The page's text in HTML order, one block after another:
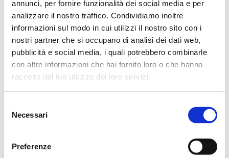
annunci, per fornire funzionalità dei social media e per
analizzare il nostro traffico. Condividiamo inoltre
informazioni sul modo in cui utilizzi il nostro sito con i
nostri partner che si occupano di analisi dei dati web,
pubblicità e social media, i quali potrebbero combinarle
con altre informazioni che hai fornito loro o che hanno
raccolto dal tuo utilizzo dei loro servizi.
delNecessari
Preferenze
MISURE
– Alto
Diametro: 36 cm
Altezza: 44 cm
– Basso
Diametro: 31,5 cm